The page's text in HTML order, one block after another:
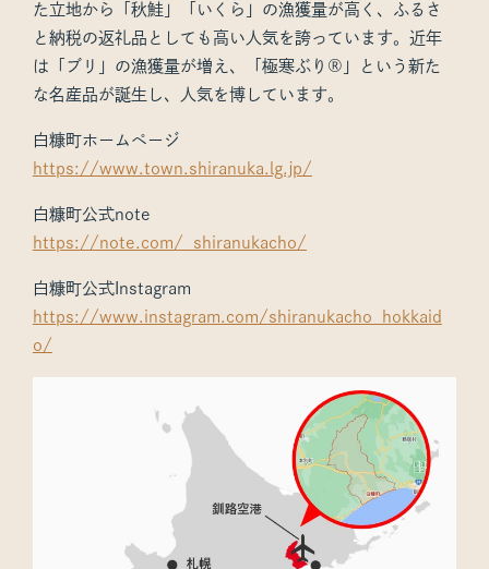
た立地から「秋鮭」「いくら」の漁獲量が高く、ふるさ
と納税の返礼品としても高い人気を誇っています。近年
は「ブリ」の漁獲量が増え、「極寒ぶり®」という新た
な名産品が誕生し、人気を博しています。
白糠町ホームページ
https://www.town.shiranuka.lg.jp/
白糠町公式note
https://note.com/_shiranukacho/
白糠町公式Instagram
https://www.instagram.com/shiranukacho_hokkaid
o/